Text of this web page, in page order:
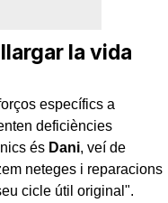
la vida
específics a
deficiències
és Dani, veí de
neteges i reparacions
cicle útil original".